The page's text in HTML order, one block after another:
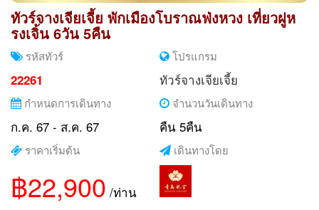
ทัวร์จางเจียเจี้ย พักเมืองโบราณฟ่งหวง เที่ยวฝูห
รงเจิ้น 6วัน 5คืน
รหัสทัวร์
22261
โปรแกรม
ทัวร์จางเจียเจี้ย
กำหนดการเดินทาง
ก.ค. 67 - ส.ค. 67
จำนวนวันเดินทาง
คืน 5คืน
ราคาเริ่มต้น
฿22,900 /ท่าน
เดินทางโดย